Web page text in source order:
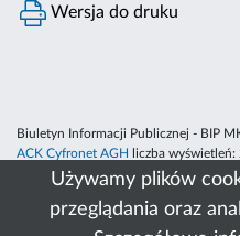
Używamy plików
przeglądania oraz
Wersja do druku
Biuletyn Informacji Publicznej - BIP
ACK Cyfronet AGH
liczba wyświetleń: